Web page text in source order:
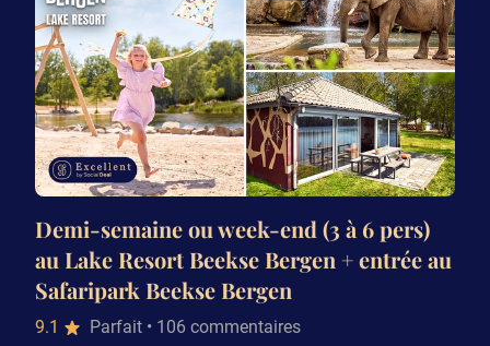
Demi-semaine ou week-end (3 à 6 pers)
au Lake Resort Beekse Bergen + entrée au
Safaripark Beekse Bergen
9.1 Parfait • 106 commentaires